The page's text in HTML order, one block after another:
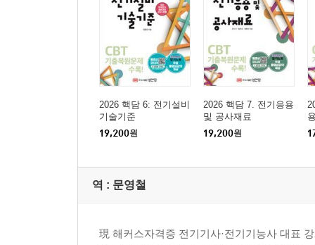
2026 핵담 6: 전기설비
기술기준
19,200원
2026 핵담 7. 전기응용
및 공사재료
19,200원
역 : 문영철
現 해커스자격증 전기기사·전기기능사 대표